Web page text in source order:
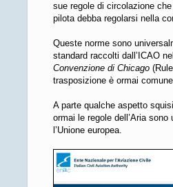
sue regole di circolazione
pilota debba regolarsi nella
Queste norme sono
standard raccolti dall’ICAO
Convenzione di Chicago
trasposizione è ormai
A parte qualche aspetto
ormai le regole dell’Aria sono
l’Unione europea.